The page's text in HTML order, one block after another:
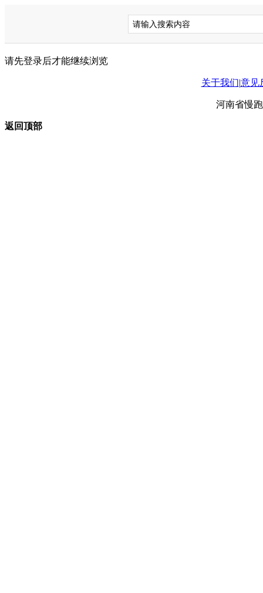
请先登录后才能继续浏览
关于我们|意见
河南省慢
返回顶部